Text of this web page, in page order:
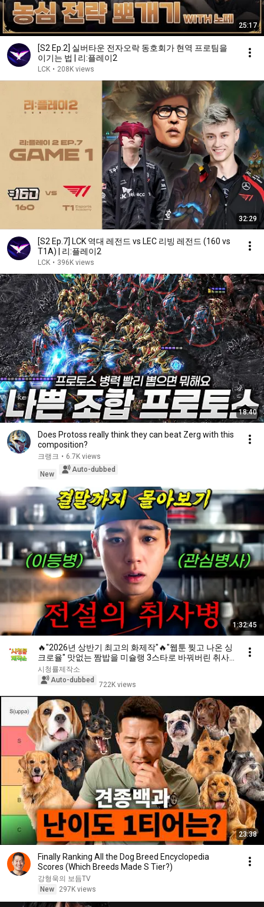
25:17
[S2 Ep.2] 실버타운 전자오락 동호회가 현역 프로팀을
이기는 법 | 리:플레이2
LCK • 208K views
32:29
[S2 Ep.7] LCK 역대 레전드 vs LEC 리빙 레전드 (160 vs
T1A) | 리:플레이2
LCK • 396K views
18:40
Does Protoss really think they can beat Zerg with this
composition?
크랭크 • 6.7K views
New
Auto-dubbed
1:32:45
🔥"2026년 상반기 최고의 화제작"🔥"웹툰 찢고 나온 싱
크로율" 맛없는 짬밥을 미슐랭 3스타로 바꿔버린 취사
병의 소름 돋는 요리 실력!! 원작 뛰어넘은 명작《결말까
지 몰아보기》
시청률제작소
Auto-dubbed
722K views
23:38
Finally Ranking All the Dog Breed Encyclopedia
Scores (Which Breeds Made S Tier?)
강형욱의 보듬TV
New
297K views